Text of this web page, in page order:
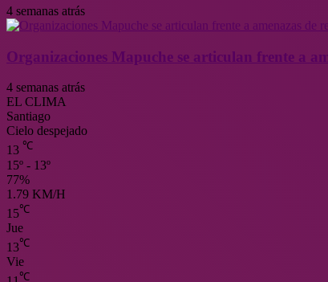
4 semanas atrás
Organizaciones Mapuche se articulan frente a
4 semanas atrás
EL CLIMA
Santiago
Cielo despejado
13 ℃
15º - 13º
77%
1.79 KM/H
15℃
Jue
13℃
Vie
℃